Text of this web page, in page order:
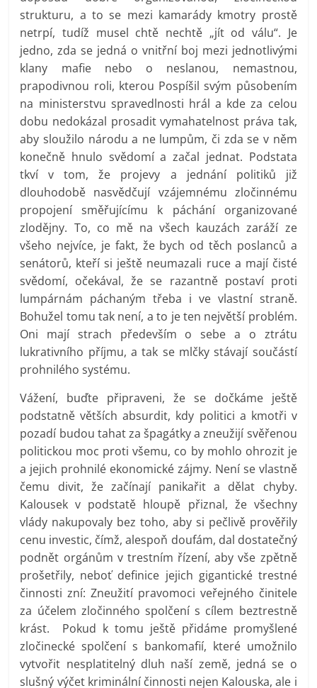
strukturu, a to se mezi kamarády kmotry prostě
netrpí, tudíž musel chtě nechtě „jít od válu“. Je
jedno, zda se jedná o vnitřní boj mezi jednotlivými
klany mafie nebo o neslanou, nemastnou,
prapodivnou roli, kterou Pospíšil svým působením
na ministerstvu spravedlnosti hrál a kde za celou
dobu nedokázal prosadit vymahatelnost práva tak,
aby sloužilo národu a ne lumpům, či zda se v něm
konečně hnulo svědomí a začal jednat. Podstata
tkví v tom, že projevy a jednání politiků již
dlouhodobě nasvědčují vzájemnému zločinnému
propojení směřujícímu k páchání organizované
zlodějny. To, co mě na všech kauzách zaráží ze
všeho nejvíce, je fakt, že bych od těch poslanců a
senátorů, kteří si ještě neumazali ruce a mají čisté
svědomí, očekával, že se razantně postaví proti
lumpárnám páchaným třeba i ve vlastní straně.
Bohužel tomu tak není, a to je ten největší problém.
Oni mají strach především o sebe a o ztrátu
lukrativního příjmu, a tak se mlčky stávají součástí
prohnilého systému.
Vážení, buďte připraveni, že se dočkáme ještě
podstatně větších absurdit, kdy politici a kmotři v
pozadí budou tahat za špagátky a zneužijí svěřenou
politickou moc proti všemu, co by mohlo ohrozit je
a jejich prohnilé ekonomické zájmy. Není se vlastně
čemu divit, že začínají panikařit a dělat chyby.
Kalousek v podstatě hloupě přiznal, že všechny
vlády nakupovaly bez toho, aby si pečlivě prověřily
cenu investic, čímž, alespoň doufám, dal dostatečný
podnět orgánům v trestním řízení, aby vše zpětně
prošetřily, neboť definice jejich gigantické trestné
činnosti zní: Zneužití pravomoci veřejného činitele
za účelem zločinného spolčení s cílem beztrestně
krást. Pokud k tomu ještě přidáme promyšlené
zločinecké spolčení s bankomafií, které umožnilo
vytvořit nesplatitelný dluh naší země, jedná se o
slušný výčet kriminální činnosti nejen Kalouska, ale i